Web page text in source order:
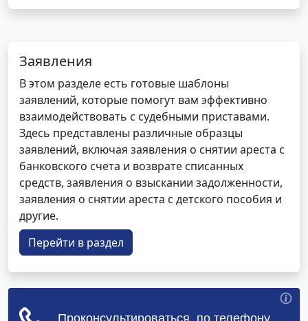
Заявления
В этом разделе есть готовые шаблоны
заявлений, которые помогут вам эффективно
взаимодействовать с судебными приставами.
Здесь представлены различные образцы
заявлений, включая заявления о снятии ареста с
банковского счета и возврате списанных
средств, заявления о взыскании задолженности,
заявления о снятии ареста с детского пособия и
другие.
Перейти в раздел